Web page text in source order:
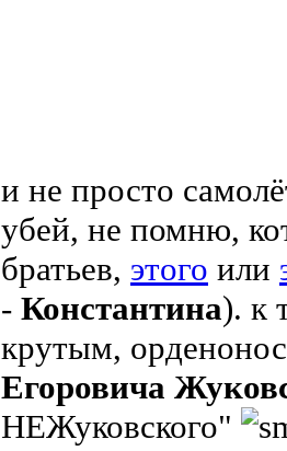
и не просто
убей, не помню,
братьев, этого или
- Константина). к
крутым,
Егоровича
НЕЖуковского"